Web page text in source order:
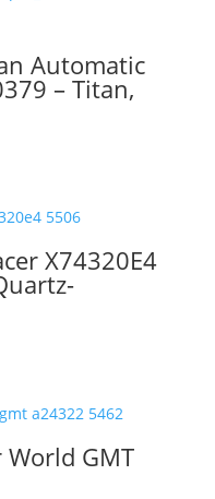
Automatic
– Titan,
X74320E4
GMT